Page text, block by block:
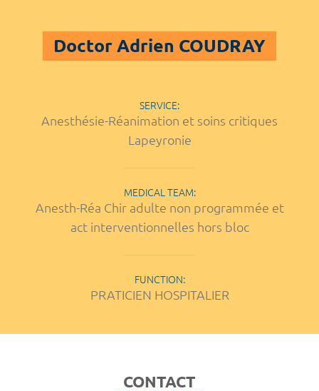
Doctor Adrien COUDRAY
SERVICE:
Anesthésie-Réanimation et soins critiques
Lapeyronie
MEDICAL TEAM:
Anesth-Réa Chir adulte non programmée et
act interventionnelles hors bloc
FUNCTION:
PRATICIEN HOSPITALIER
CONTACT